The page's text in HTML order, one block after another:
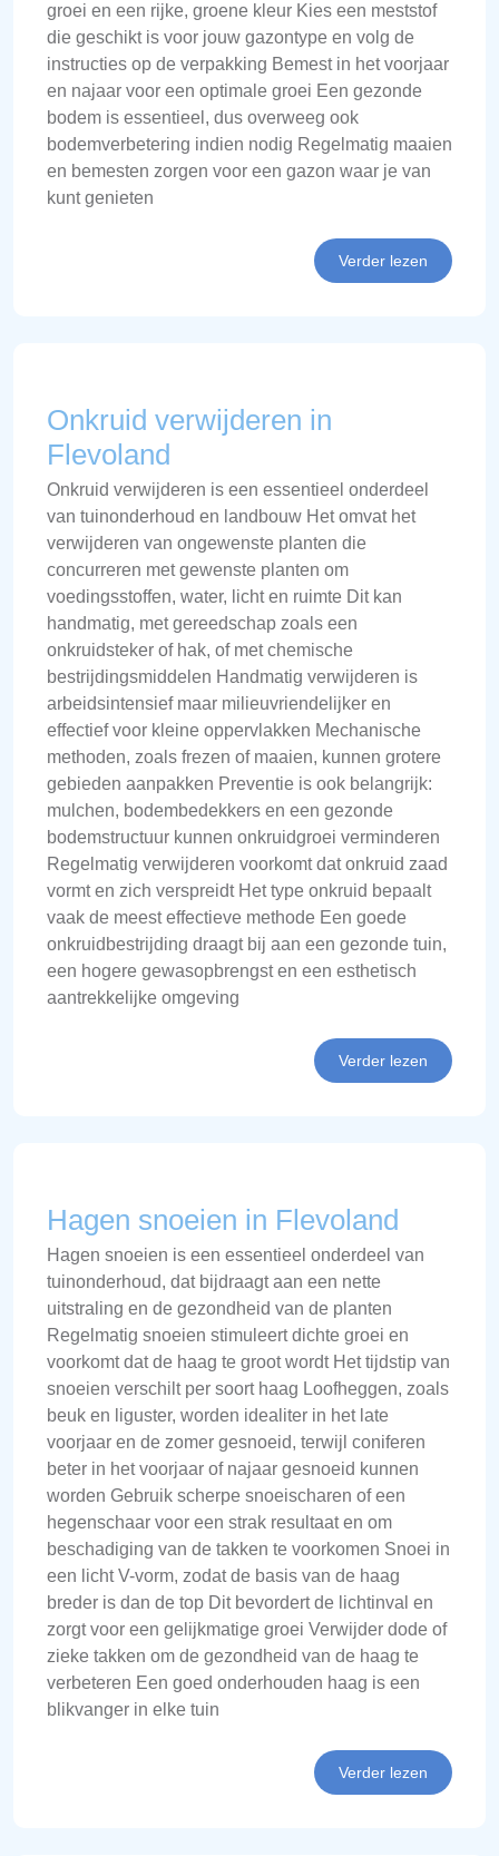
groei en een rijke, groene kleur Kies een meststof
die geschikt is voor jouw gazontype en volg de
instructies op de verpakking Bemest in het voorjaar
en najaar voor een optimale groei Een gezonde
bodem is essentieel, dus overweeg ook
bodemverbetering indien nodig Regelmatig maaien
en bemesten zorgen voor een gazon waar je van
kunt genieten
Verder lezen
Onkruid verwijderen in
Flevoland
Onkruid verwijderen is een essentieel onderdeel
van tuinonderhoud en landbouw Het omvat het
verwijderen van ongewenste planten die
concurreren met gewenste planten om
voedingsstoffen, water, licht en ruimte Dit kan
handmatig, met gereedschap zoals een
onkruidsteker of hak, of met chemische
bestrijdingsmiddelen Handmatig verwijderen is
arbeidsintensief maar milieuvriendelijker en
effectief voor kleine oppervlakken Mechanische
methoden, zoals frezen of maaien, kunnen grotere
gebieden aanpakken Preventie is ook belangrijk:
mulchen, bodembedekkers en een gezonde
bodemstructuur kunnen onkruidgroei verminderen
Regelmatig verwijderen voorkomt dat onkruid zaad
vormt en zich verspreidt Het type onkruid bepaalt
vaak de meest effectieve methode Een goede
onkruidbestrijding draagt bij aan een gezonde tuin,
een hogere gewasopbrengst en een esthetisch
aantrekkelijke omgeving
Verder lezen
Hagen snoeien in Flevoland
Hagen snoeien is een essentieel onderdeel van
tuinonderhoud, dat bijdraagt aan een nette
uitstraling en de gezondheid van de planten
Regelmatig snoeien stimuleert dichte groei en
voorkomt dat de haag te groot wordt Het tijdstip van
snoeien verschilt per soort haag Loofheggen, zoals
beuk en liguster, worden idealiter in het late
voorjaar en de zomer gesnoeid, terwijl coniferen
beter in het voorjaar of najaar gesnoeid kunnen
worden Gebruik scherpe snoeischaren of een
hegenschaar voor een strak resultaat en om
beschadiging van de takken te voorkomen Snoei in
een licht V-vorm, zodat de basis van de haag
breder is dan de top Dit bevordert de lichtinval en
zorgt voor een gelijkmatige groei Verwijder dode of
zieke takken om de gezondheid van de haag te
verbeteren Een goed onderhouden haag is een
blikvanger in elke tuin
Verder lezen